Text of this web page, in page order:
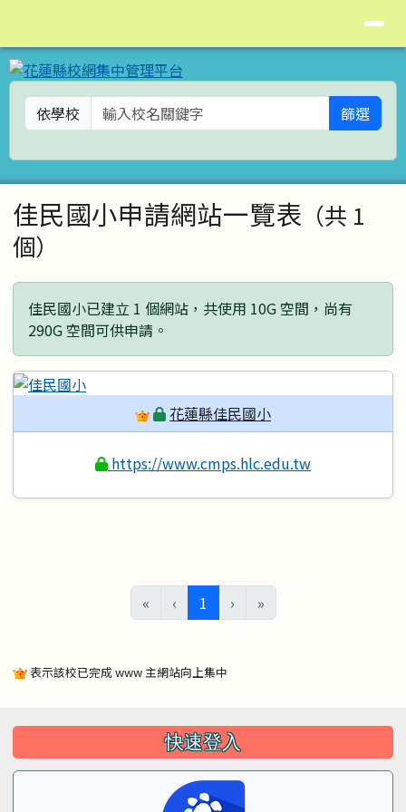
依學校 篩選
主內容區域
佳民國小申請網站一覽表 （共 1
個）
佳民國小已建立 1 個網站，共使用 10G 空間，尚有
290G 空間可供申請。
花蓮縣佳民國小
https://www.cmps.hlc.edu.tw
« ‹ 1 (目前頁次)
› »
表示該校已完成 www 主網站向上集中
左邊區域內容 快速登入
頁尾區域